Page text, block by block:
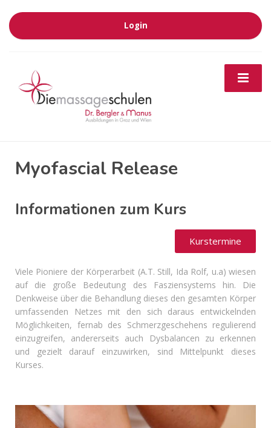
Login
Myofascial Release
Informationen zum Kurs
Kurstermine
Viele Pioniere der Körperarbeit (A.T. Still, Ida Rolf, u.a) wiesen
auf die große Bedeutung des Fasziensystems hin. Die
Denkweise über die Behandlung dieses den gesamten Körper
umfassenden Netzes mit den sich daraus entwickelnden
Möglichkeiten, fernab des Schmerzgeschehens regulierend
einzugreifen, andererseits auch Dysbalancen zu erkennen
und gezielt darauf einzuwirken, sind Mittelpunkt dieses
Kurses.